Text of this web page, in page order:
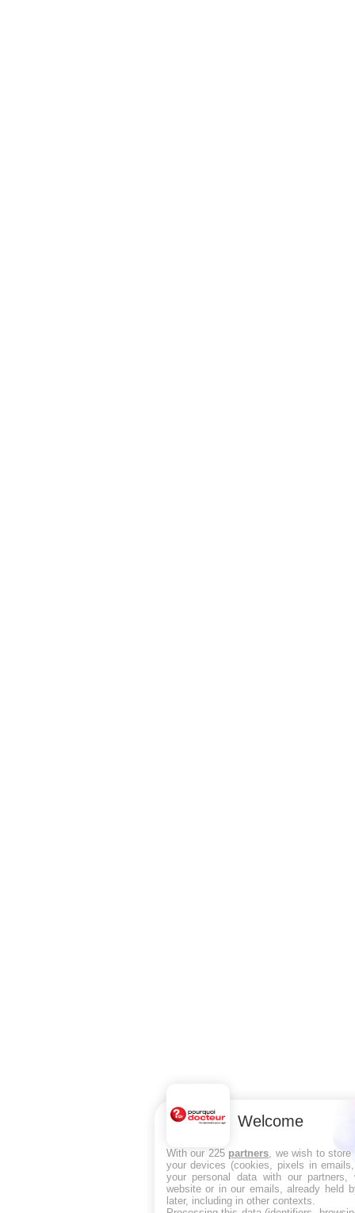
Welcome
With our 225 partners , we wish to
your devices (cookies, pixels in
your personal data with our partners,
website or in our emails, already held
later, including in other contexts.